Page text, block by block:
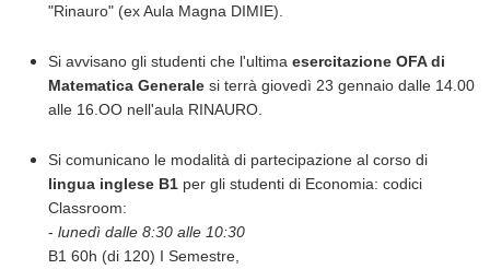
"Rinauro" (ex Aula Magna DIMIE).
Si avvisano gli studenti che l'ultima esercitazione OFA di
Matematica Generale si terrà giovedì 23 gennaio dalle 14.00
alle 16.OO nell'aula RINAURO.
Si comunicano le modalità di partecipazione al corso di
lingua inglese B1 per gli studenti di Economia: codici
Classroom:
- lunedì dalle 8:30 alle 10:30
B1 60h (di 120) I Semestre,